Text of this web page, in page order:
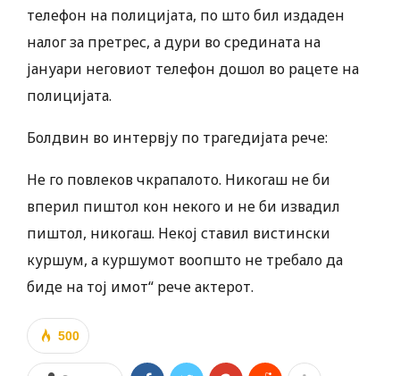
телефон на полицијата, по што бил издаден
налог за претрес, а дури во средината на
јануари неговиот телефон дошол во рацете на
полицијата.
Болдвин во интервју по трагедијата рече:
Не го повлеков чкрапалото. Никогаш не би
вперил пиштол кон некого и не би извадил
пиштол, никогаш. Некој ставил вистински
куршум, а куршумот воопшто не требало да
биде на тој имот“ рече актерот.
500